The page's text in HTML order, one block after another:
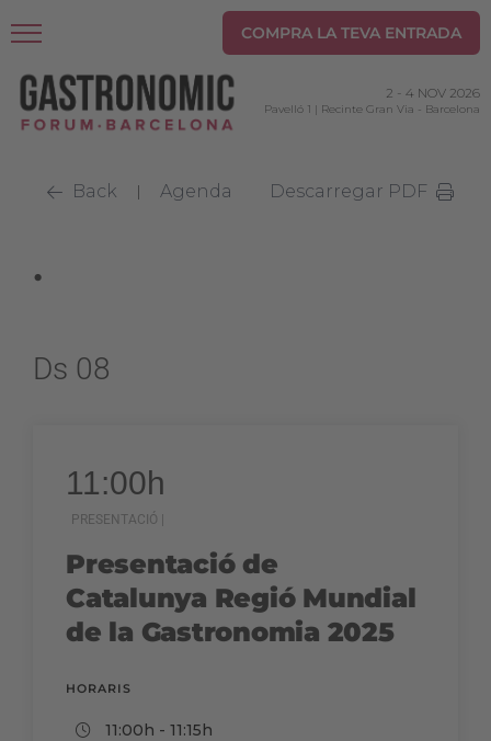
COMPRA LA TEVA ENTRADA
2 - 4 NOV 2026
Pavelló 1 | Recinte Gran Via - Barcelona
Back | Agenda Descarregar PDF
.
Ds 08
11:00h
PRESENTACIÓ |
Presentació de
Catalunya Regió Mundial
de la Gastronomia 2025
HORARIS
11:00h - 11:15h